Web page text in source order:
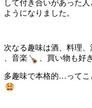
して付き合いがあった
ようになりました。
次なる趣味は酒、料理
、音楽
、買い物も好
多趣味で本格的…って